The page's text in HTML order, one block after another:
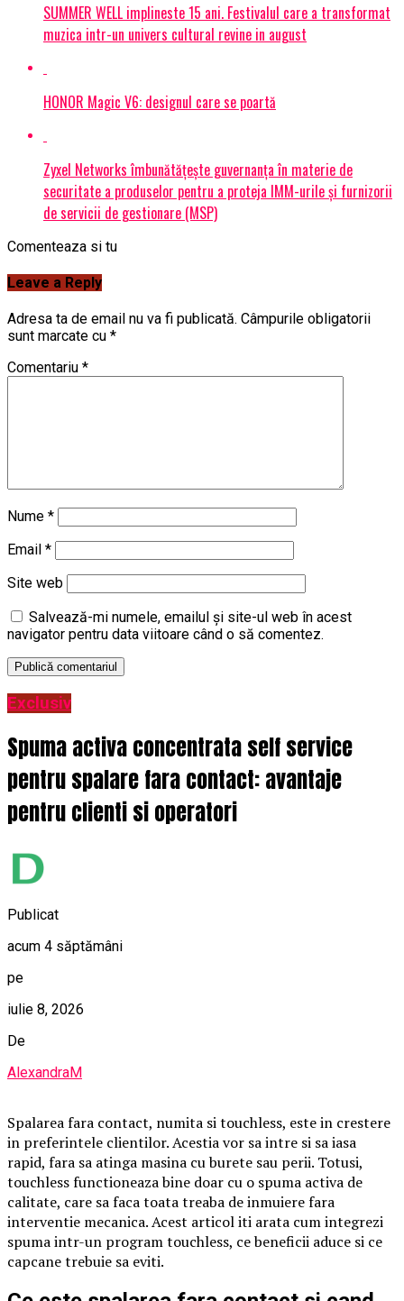
SUMMER WELL implineste 15 ani. Festivalul care a transformat
muzica intr-un univers cultural revine in august
HONOR Magic V6: designul care se poartă
Zyxel Networks îmbunătățește guvernanța în materie de
securitate a produselor pentru a proteja IMM-urile și furnizorii
de servicii de gestionare (MSP)
Comenteaza si tu
Leave a Reply
Adresa ta de email nu va fi publicată. Câmpurile obligatorii
sunt marcate cu *
Comentariu *
Nume *
Email *
Site web
Salvează-mi numele, emailul și site-ul web în acest
navigator pentru data viitoare când o să comentez.
Exclusiv
Spuma activa concentrata self service
pentru spalare fara contact: avantaje
pentru clienti si operatori
Publicat
acum 4 săptămâni
pe
iulie 8, 2026
De
AlexandraM
Spalarea fara contact, numita si touchless, este in crestere
in preferintele clientilor. Acestia vor sa intre si sa iasa
rapid, fara sa atinga masina cu burete sau perii. Totusi,
touchless functioneaza bine doar cu o spuma activa de
calitate, care sa faca toata treaba de inmuiere fara
interventie mecanica. Acest articol iti arata cum integrezi
spuma intr-un program touchless, ce beneficii aduce si ce
capcane trebuie sa eviti.